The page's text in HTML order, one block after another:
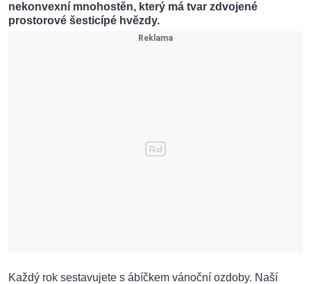
nekonvexní mnohostěn, který má tvar zdvojené
prostorové šesticípé hvězdy.
Každý rok sestavujete s ábíčkem vánoční ozdoby. Naší